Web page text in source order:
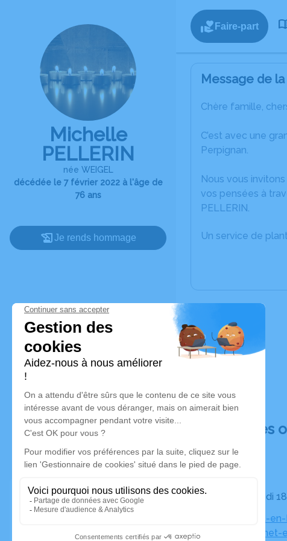
Michelle
PELLERIN
née WEIGEL
décédée le 7 février 2022 à l'âge de
76 ans
Je rends hommage
Faire-part
Message de
Chère famille,
C’est avec une
Perpignan.
Nous vous
vos pensées à
PELLERIN.
Un service de
Déroulé des
Le vendredi
Ofc Canet-
66140